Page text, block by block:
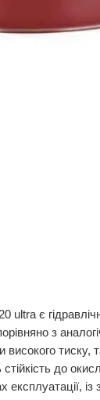
ultra є
з
тиску,
до